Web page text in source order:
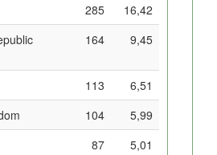
285
16,42
164 9,45
113
6,51
104
5,99
87
5,01